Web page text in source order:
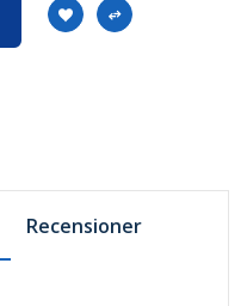
Recensioner